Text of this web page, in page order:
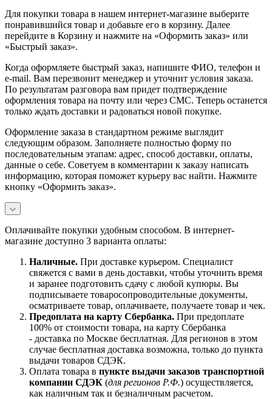
Для покупки товара в нашем интернет-магазине выберите
понравившийся товар и добавьте его в корзину. Далее
перейдите в Корзину и нажмите на «Оформить заказ» или
«Быстрый заказ».
Когда оформляете быстрый заказ, напишите ФИО, телефон и
e-mail. Вам перезвонит менеджер и уточнит условия заказа.
По результатам разговора вам придет подтверждение
оформления товара на почту или через СМС. Теперь останется
только ждать доставки и радоваться новой покупке.
Оформление заказа в стандартном режиме выглядит
следующим образом. Заполняете полностью форму по
последовательным этапам: адрес, способ доставки, оплаты,
данные о себе. Советуем в комментарии к заказу написать
информацию, которая поможет курьеру вас найти. Нажмите
кнопку «Оформить заказ».
Оплачивайте покупки удобным способом. В интернет-
магазине доступно 3 варианта оплаты:
Наличные. При доставке курьером. Специалист
свяжется с вами в день доставки, чтобы уточнить время
и заранее подготовить сдачу с любой купюры. Вы
подписываете товаросопроводительные документы,
осматриваете товар, оплачиваете, получаете товар и чек.
Предоплата на карту Сбербанка. При предоплате
100% от стоимости товара, на карту Сбербанка
- доставка по Москве бесплатная. Для регионов в этом
случае бесплатная доставка возможна, только до пункта
выдачи товаров СДЭК.
Оплата товара в пункте выдачи заказов транспортной
компании СДЭК (для регионов Р.Ф.) осуществляется,
как наличным так и безналичным расчетом.